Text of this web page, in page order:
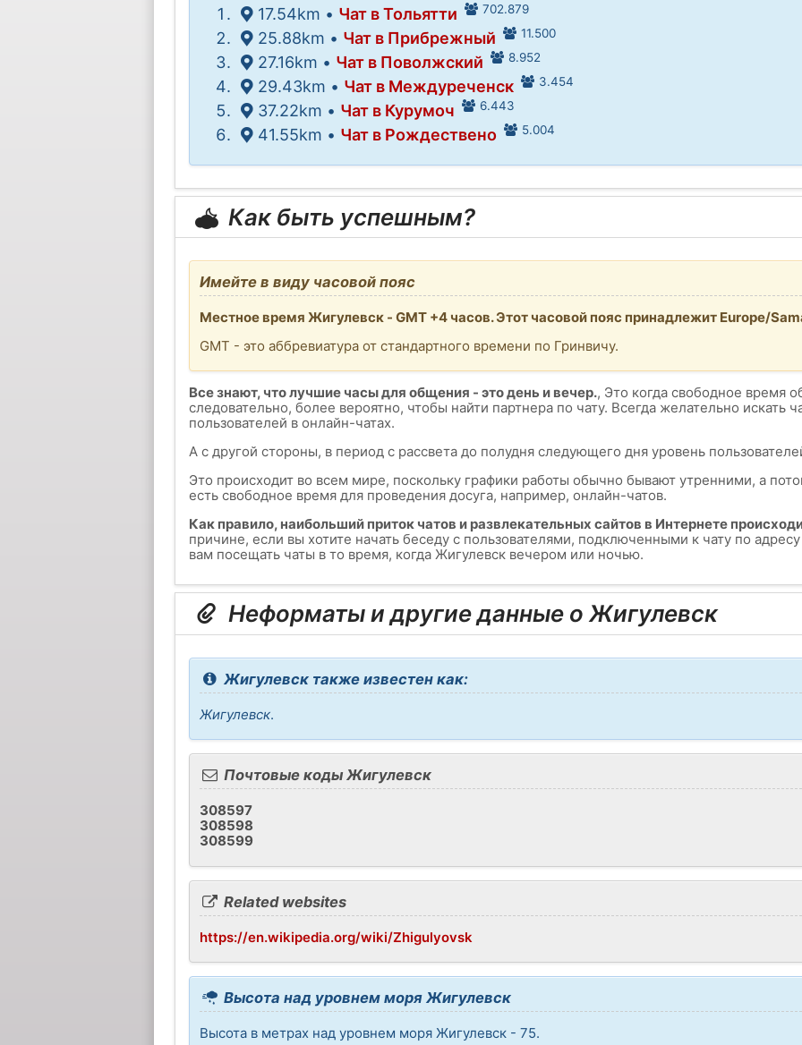
17.54km • Чат в Тольятти 702.879
25.88km • Чат в Прибрежный 11.500
27.16km • Чат в Поволжский 8.952
29.43km • Чат в Междуреченск 3.454
37.22km • Чат в Курумоч 6.443
41.55km • Чат в Рождествено 5.004
Как быть успешным?
Имейте в виду часовой пояс
Местное время Жигулевск - GMT +4 часов. Этот часовой пояс принадлежит Europe/
GMT - это аббревиатура от стандартного времени по Гринвичу.
Все знают, что лучшие часы для общения - это день и вечер., Это когда свободное время
следовательно, более вероятно, чтобы найти партнера по чату. Всегда желательно искать
пользователей в онлайн-чатах.
А с другой стороны, в период с рассвета до полудня следующего дня уровень
Это происходит во всем мире, поскольку графики работы обычно бывают утренними, а
есть свободное время для проведения досуга, например, онлайн-чатов.
Как правило, наибольший приток чатов и развлекательных сайтов в Интернете
причине, если вы хотите начать беседу с пользователями, подключенными к чату по
вам посещать чаты в то время, когда Жигулевск вечером или ночью.
Неформаты и другие данные о Жигулевск
Жигулевск также известен как:
Жигулевск.
Почтовые коды Жигулевск
308597
308598
308599
Related websites
https://en.wikipedia.org/wiki/Zhigulyovsk
Высота над уровнем моря Жигулевск
Высота в метрах над уровнем моря Жигулевск - 75.